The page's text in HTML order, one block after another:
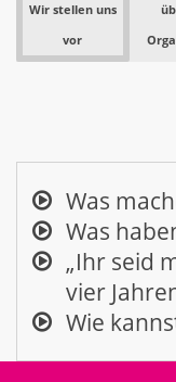
Wir stellen uns
vor
Was
Was
„Ihr seid
vier
Wie